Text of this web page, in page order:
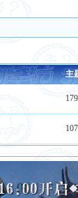
主
179
107